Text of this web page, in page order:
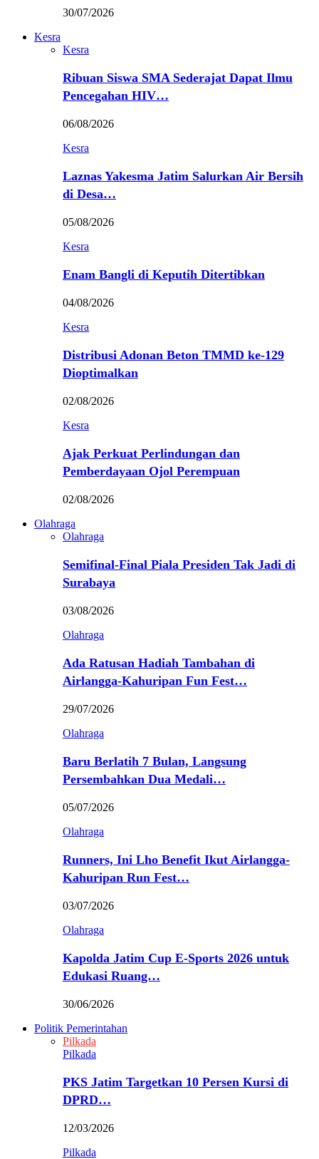
30/07/2026
Kesra
Kesra
Ribuan Siswa SMA Sederajat Dapat Ilmu
Pencegahan HIV…
06/08/2026
Kesra
Laznas Yakesma Jatim Salurkan Air Bersih
di Desa…
05/08/2026
Kesra
Enam Bangli di Keputih Ditertibkan
04/08/2026
Kesra
Distribusi Adonan Beton TMMD ke-129
Dioptimalkan
02/08/2026
Kesra
Ajak Perkuat Perlindungan dan
Pemberdayaan Ojol Perempuan
02/08/2026
Olahraga
Olahraga
Semifinal-Final Piala Presiden Tak Jadi di
Surabaya
03/08/2026
Olahraga
Ada Ratusan Hadiah Tambahan di
Airlangga-Kahuripan Fun Fest…
29/07/2026
Olahraga
Baru Berlatih 7 Bulan, Langsung
Persembahkan Dua Medali…
05/07/2026
Olahraga
Runners, Ini Lho Benefit Ikut Airlangga-
Kahuripan Run Fest…
03/07/2026
Olahraga
Kapolda Jatim Cup E-Sports 2026 untuk
Edukasi Ruang…
30/06/2026
Politik Pemerintahan
Pilkada
Pilkada
PKS Jatim Targetkan 10 Persen Kursi di
DPRD…
12/03/2026
Pilkada